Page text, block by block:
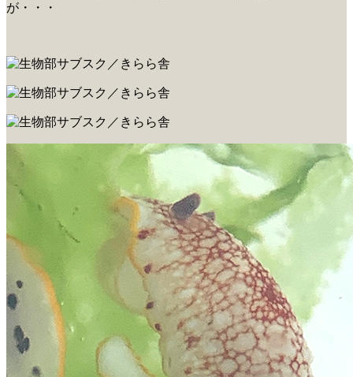
が・・・